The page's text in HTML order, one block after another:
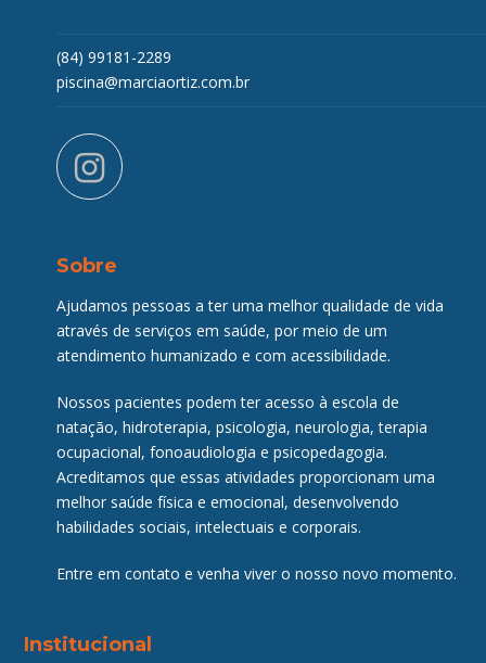
(84) 99181-2289
piscina@marciaortiz.com.br
instagram
Sobre
Ajudamos pessoas a ter uma melhor qualidade de vida
através de serviços em saúde, por meio de um
atendimento humanizado e com acessibilidade.
Nossos pacientes podem ter acesso à escola de
natação, hidroterapia, psicologia, neurologia, terapia
ocupacional, fonoaudiologia e psicopedagogia.
Acreditamos que essas atividades proporcionam uma
melhor saúde física e emocional, desenvolvendo
habilidades sociais, intelectuais e corporais.
Entre em contato e venha viver o nosso novo momento.
Institucional